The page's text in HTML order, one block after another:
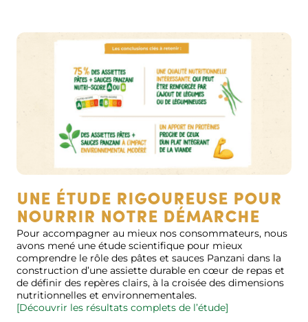
Une étude rigoureuse pour
nourrir notre démarche
Pour accompagner au mieux nos consommateurs, nous
avons mené une étude scientifique pour mieux
comprendre le rôle des pâtes et sauces Panzani dans la
construction d’une assiette durable en cœur de repas et
de définir des repères clairs, à la croisée des dimensions
nutritionnelles et environnementales.
[Découvrir les résultats complets de l’étude]